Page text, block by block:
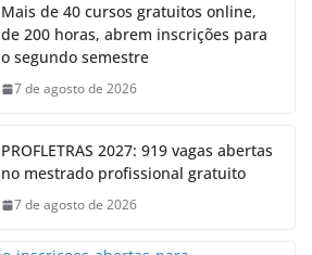
Mais de 40 cursos gratuitos online,
de 200 horas, abrem inscrições para
o segundo semestre
7 de agosto de 2026
PROFLETRAS 2027: 919 vagas abertas
no mestrado profissional gratuito
7 de agosto de 2026